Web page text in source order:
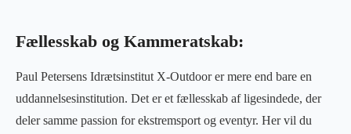
Fællesskab og Kammeratskab:
Paul Petersens Idrætsinstitut X-Outdoor er mere end bare en
uddannelsesinstitution. Det er et fællesskab af ligesindede, der
deler samme passion for ekstremsport og eventyr. Her vil du